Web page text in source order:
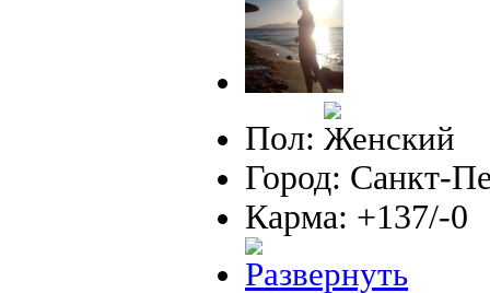
Пол:
Город: Санкт-
Карма: +137/-0